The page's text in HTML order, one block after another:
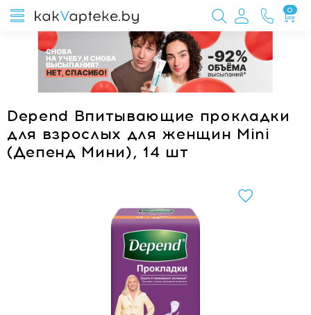
0
Depend Впитывающие прокладки
для взрослых для женщин Mini
(Депенд Мини), 14 шт